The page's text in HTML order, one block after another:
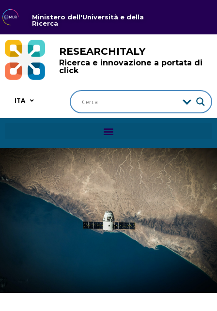
Ministero dell'Università e della
Ricerca
RESEARCHITALY
Ricerca e innovazione a portata di
click
ITA